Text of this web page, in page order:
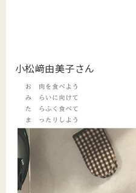
小松﨑由美子さん